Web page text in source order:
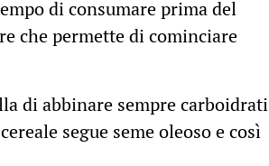
di consumare prima del
che permette di cominciare
di abbinare sempre carboidrati
segue seme oleoso e così